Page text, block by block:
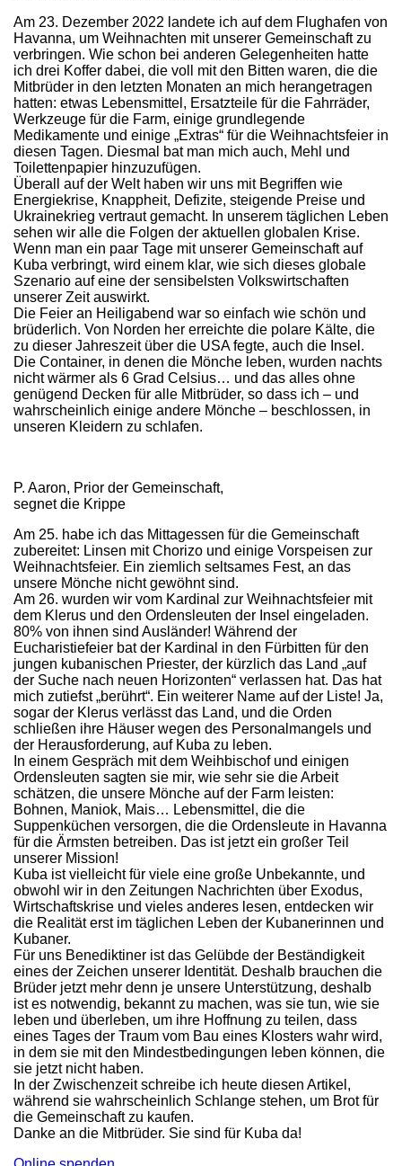
Am 23. Dezember 2022 landete ich auf dem Flughafen von
Havanna, um Weihnachten mit unserer Gemeinschaft zu
verbringen. Wie schon bei anderen Gelegenheiten hatte
ich drei Koffer dabei, die voll mit den Bitten waren, die die
Mitbrüder in den letzten Monaten an mich herangetragen
hatten: etwas Lebensmittel, Ersatzteile für die Fahrräder,
Werkzeuge für die Farm, einige grundlegende
Medikamente und einige „Extras“ für die Weihnachtsfeier in
diesen Tagen. Diesmal bat man mich auch, Mehl und
Toilettenpapier hinzuzufügen.
Überall auf der Welt haben wir uns mit Begriffen wie
Energiekrise, Knappheit, Defizite, steigende Preise und
Ukrainekrieg vertraut gemacht. In unserem täglichen Leben
sehen wir alle die Folgen der aktuellen globalen Krise.
Wenn man ein paar Tage mit unserer Gemeinschaft auf
Kuba verbringt, wird einem klar, wie sich dieses globale
Szenario auf eine der sensibelsten Volkswirtschaften
unserer Zeit auswirkt.
Die Feier an Heiligabend war so einfach wie schön und
brüderlich. Von Norden her erreichte die polare Kälte, die
zu dieser Jahreszeit über die USA fegte, auch die Insel.
Die Container, in denen die Mönche leben, wurden nachts
nicht wärmer als 6 Grad Celsius… und das alles ohne
genügend Decken für alle Mitbrüder, so dass ich – und
wahrscheinlich einige andere Mönche – beschlossen, in
unseren Kleidern zu schlafen.
P. Aaron, Prior der Gemeinschaft,
segnet die Krippe
Am 25. habe ich das Mittagessen für die Gemeinschaft
zubereitet: Linsen mit Chorizo und einige Vorspeisen zur
Weihnachtsfeier. Ein ziemlich seltsames Fest, an das
unsere Mönche nicht gewöhnt sind.
Am 26. wurden wir vom Kardinal zur Weihnachtsfeier mit
dem Klerus und den Ordensleuten der Insel eingeladen.
80% von ihnen sind Ausländer! Während der
Eucharistiefeier bat der Kardinal in den Fürbitten für den
jungen kubanischen Priester, der kürzlich das Land „auf
der Suche nach neuen Horizonten“ verlassen hat. Das hat
mich zutiefst „berührt“. Ein weiterer Name auf der Liste! Ja,
sogar der Klerus verlässt das Land, und die Orden
schließen ihre Häuser wegen des Personalmangels und
der Herausforderung, auf Kuba zu leben.
In einem Gespräch mit dem Weihbischof und einigen
Ordensleuten sagten sie mir, wie sehr sie die Arbeit
schätzen, die unsere Mönche auf der Farm leisten:
Bohnen, Maniok, Mais… Lebensmittel, die die
Suppenküchen versorgen, die die Ordensleute in Havanna
für die Ärmsten betreiben. Das ist jetzt ein großer Teil
unserer Mission!
Kuba ist vielleicht für viele eine große Unbekannte, und
obwohl wir in den Zeitungen Nachrichten über Exodus,
Wirtschaftskrise und vieles anderes lesen, entdecken wir
die Realität erst im täglichen Leben der Kubanerinnen und
Kubaner.
Für uns Benediktiner ist das Gelübde der Beständigkeit
eines der Zeichen unserer Identität. Deshalb brauchen die
Brüder jetzt mehr denn je unsere Unterstützung, deshalb
ist es notwendig, bekannt zu machen, was sie tun, wie sie
leben und überleben, um ihre Hoffnung zu teilen, dass
eines Tages der Traum vom Bau eines Klosters wahr wird,
in dem sie mit den Mindestbedingungen leben können, die
sie jetzt nicht haben.
In der Zwischenzeit schreibe ich heute diesen Artikel,
während sie wahrscheinlich Schlange stehen, um Brot für
die Gemeinschaft zu kaufen.
Danke an die Mitbrüder. Sie sind für Kuba da!